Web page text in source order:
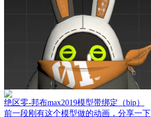
绝区零-邦布max2019模型带绑定（bip）
前一段刚有这个模型做的动画，分享一下